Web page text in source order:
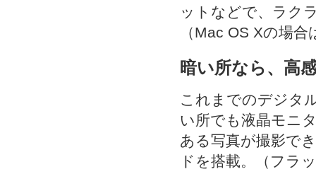
ットなどで、ラク
（Mac OS Xの場
暗い所なら、高
これまでのデジタ
い所でも液晶モニ
ある写真が撮影で
ドを搭載。（フラ